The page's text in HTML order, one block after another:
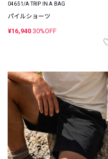
04651/A TRIP IN A BAG
パイルショーツ
¥16,940 30%OFF